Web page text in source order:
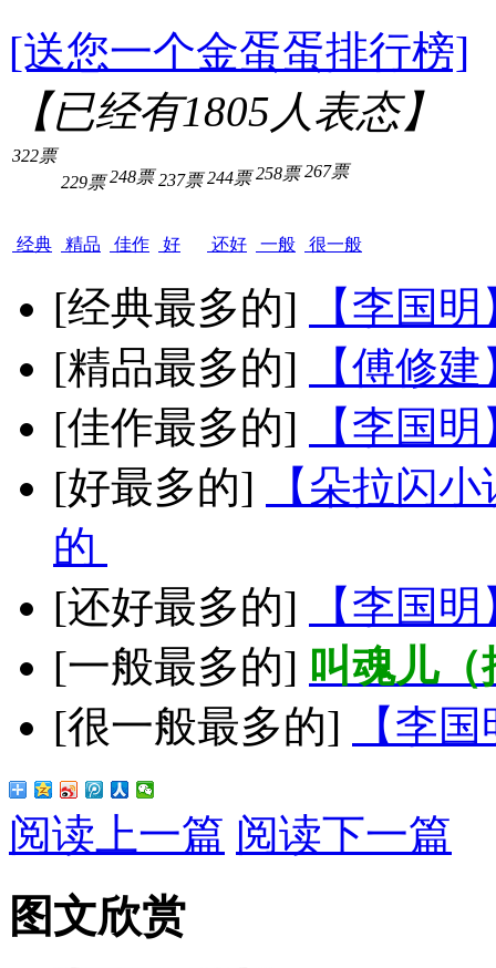
[送您一个金蛋蛋排行榜]
【已经有1805人表态】
322票
经典
229票
精品
248票
佳作
237票
好
244票
还好
258票
一般
267票
很一般
[经典最多的]
【李国
[精品最多的]
【傅修
[佳作最多的]
【李国
[好最多的]
【朵拉闪
的
[还好最多的]
【李国
[一般最多的] 叫魂儿
[很一般最多的]
【李
阅读上一篇 阅读下一篇
图文欣赏